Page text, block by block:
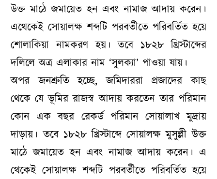
উক্ত মাঠে জমায়েত হন এবং নামাজ আদায় করেন।
এথেকেই সোয়ালক্ষ শব্দটি পরবর্তীতে পরিবর্তিত হয়ে
শোলাকিয়া নামকরণ হয়। তবে ১৮২৮ খ্রিস্টাব্দের
দলিলে অত্র এলাকার নাম ‘সুলক্যা’ পাওয়া যায়।
অপর জনশ্রুতি হচ্ছে, জমিদাররা প্রজাদের কাছ
থেকে যে ভূমির রাজস্ব আদায় করতেন তার পরিমান
কোন এক বছর রেকর্ড পরিমান সোয়ালাখ মুদ্রায়
দাড়ায়। তবে ১৮২৮ খ্রিস্টাব্দে সোয়ালক্ষ মুসুল্লী উক্ত
মাঠে জমায়েত হন এবং নামাজ আদায় করেন। এ
থেকেই সোয়ালক্ষ শব্দটি পরবর্তীতে পরিবর্তিত হয়ে